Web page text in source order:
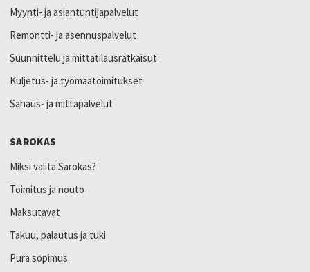
Myynti- ja asiantuntijapalvelut
Remontti- ja asennuspalvelut
Suunnittelu ja mittatilausratkaisut
Kuljetus- ja työmaatoimitukset
Sahaus- ja mittapalvelut
SAROKAS
Miksi valita Sarokas?
Toimitus ja nouto
Maksutavat
Takuu, palautus ja tuki
Pura sopimus